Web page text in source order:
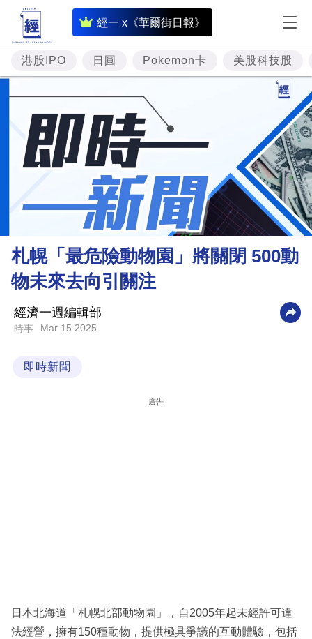
經一 x《華爾街日報》
即
時
財
經
專
題
投
資
樓
市
財
商
業
科
區
港股IPO 日圓 Pokemon卡 美股科技股
札幌「最危險動物園」將關閉 500動
物未來去向引關注
經濟一週編輯部
時事 Mar 15 2025
即時新聞
廣告
日本北海道「札幌北部動物園」，自2005年起未經許可違
法經營，擁有150種動物，提供極具爭議的互動體驗，包括